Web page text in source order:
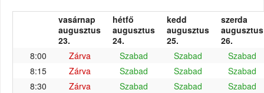
vasárnap
augusztus
23.
hétfő
augusztus
24.
kedd
augusztus
25.
szerda
augusztus
26.
8:00
Zárva Szabad Szabad
Szabad
8:15
Zárva Szabad Szabad
Szabad
8:30
Zárva Szabad Szabad
Szabad